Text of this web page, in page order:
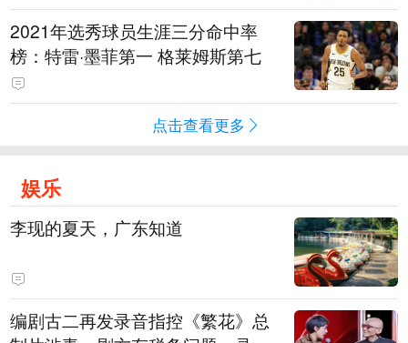
2021年选秀球员生涯三分命中率
榜：特雷·墨菲第一 格莱姆斯第七
点击查看更多
娱乐
李现的夏天，广东知道
编剧古二再发录音指控《繁花》总